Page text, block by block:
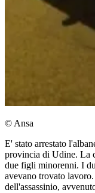
© Ansa
E' stato arrestato
provincia di Udine. La
due figli minorenni. I
avevano trovato
dell'assassinio,